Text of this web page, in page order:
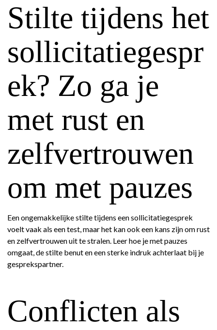
Stilte tijdens het
sollicitatiegespr
ek? Zo ga je
met rust en
zelfvertrouwen
om met pauzes
Een ongemakkelijke stilte tijdens een sollicitatiegesprek
voelt vaak als een test, maar het kan ook een kans zijn om rust
en zelfvertrouwen uit te stralen. Leer hoe je met pauzes
omgaat, de stilte benut en een sterke indruk achterlaat bij je
gesprekspartner.
Conflicten als